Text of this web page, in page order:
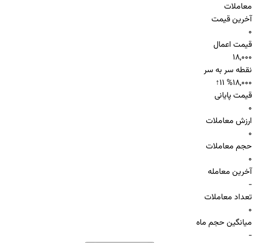
معاملات
آخرین قیمت
0
قیمت اعمال
18,000
نقطه سر به سر
18,000
↑11 %
قیمت پایانی
0
ارزش معاملات
0
حجم معاملات
0
آخرین معامله
-
تعداد معاملات
0
میانگین حجم ماه
-